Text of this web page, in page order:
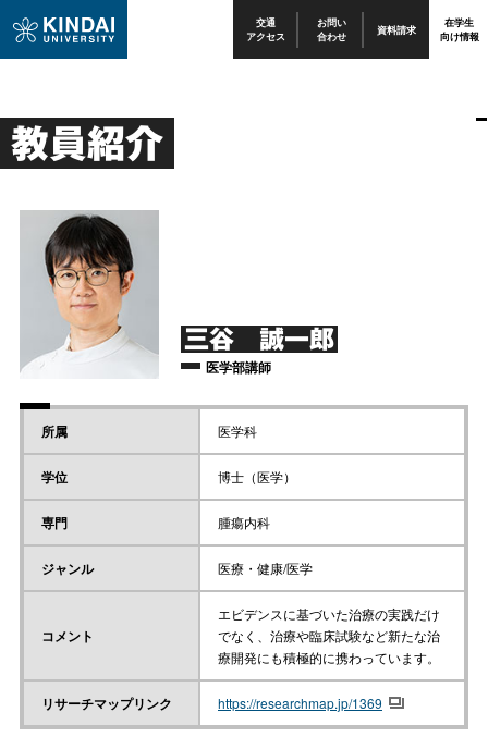
交通
アクセス
お問い
合わせ 資料請求 在学生
向け情報
教員紹介
三谷 誠一郎
医学部講師
所属 医学科
学位 博士（医学）
専門 腫瘍内科
ジャンル 医療・健康/医学
コメント
エビデンスに基づいた治療の実践だけ
でなく、治療や臨床試験など新たな治
療開発にも積極的に携わっています。
リサーチマップリンク https://researchmap.jp/1369